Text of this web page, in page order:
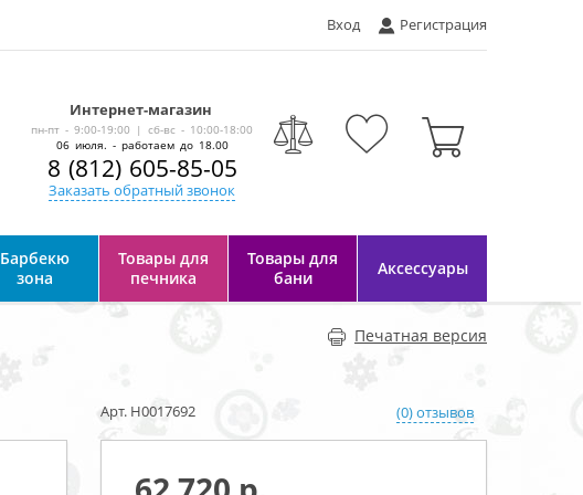
Вход Регистрация
Интернет-магазин
-
пн-пт - 9:00-19:00 | сб-вс - 10:00-18:00
06 июля. - работаем до 18.00
8 (812) 605-85-05
Заказать обратный звонок
Барбекю
зона
Товары для
печника
Товары для
бани
Аксессуары
Печатная версия
Арт. Н0017692 (0) отзывов